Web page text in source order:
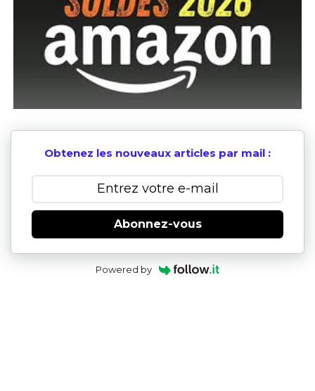
Obtenez les nouveaux articles par mail :
Abonnez-vous
Powered by